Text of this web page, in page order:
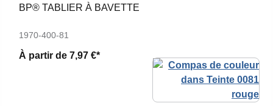
BP® TABLIER À BAVETTE
1970-400-81
À partir de 7,97 €*